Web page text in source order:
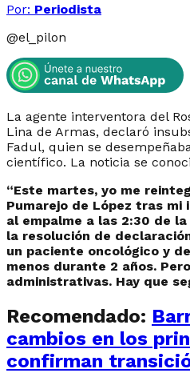
Por: Periodista
@el_pilon
La agente interventora del
Lina de Armas, declaró
Fadul, quien se
científico. La noticia se
“Este martes, yo me
Pumarejo de López tras mi
al empalme a las 2:30 de
la resolución de
un paciente oncológico y
menos durante 2 años.
administrativas. Hay que
Recomendado:
cambios en los
confirman